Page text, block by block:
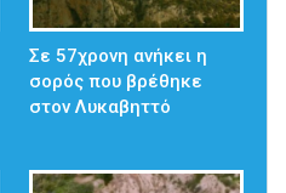
Σε 57χρονη ανήκει η
σορός που βρέθηκε
στον Λυκαβηττό